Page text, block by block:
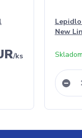
/ks
New
Skladom